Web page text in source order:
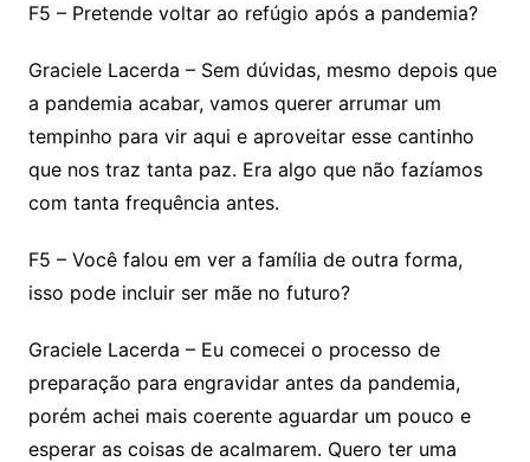
F5 – Pretende voltar ao refúgio após a pandemia?
Graciele Lacerda – Sem dúvidas, mesmo depois que
a pandemia acabar, vamos querer arrumar um
tempinho para vir aqui e aproveitar esse cantinho
que nos traz tanta paz. Era algo que não fazíamos
com tanta frequência antes.
F5 – Você falou em ver a família de outra forma,
isso pode incluir ser mãe no futuro?
Graciele Lacerda – Eu comecei o processo de
preparação para engravidar antes da pandemia,
porém achei mais coerente aguardar um pouco e
esperar as coisas de acalmarem. Quero ter uma